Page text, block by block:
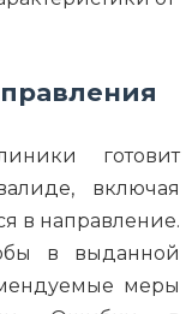
готовит
включая
в направление.
в выданной
меры